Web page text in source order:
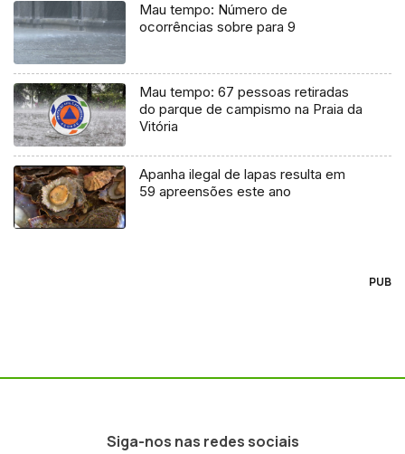
Mau tempo: Número de
ocorrências sobre para 9
Mau tempo: 67 pessoas retiradas
do parque de campismo na Praia da
Vitória
Apanha ilegal de lapas resulta em
59 apreensões este ano
PUB
Siga-nos nas redes sociais